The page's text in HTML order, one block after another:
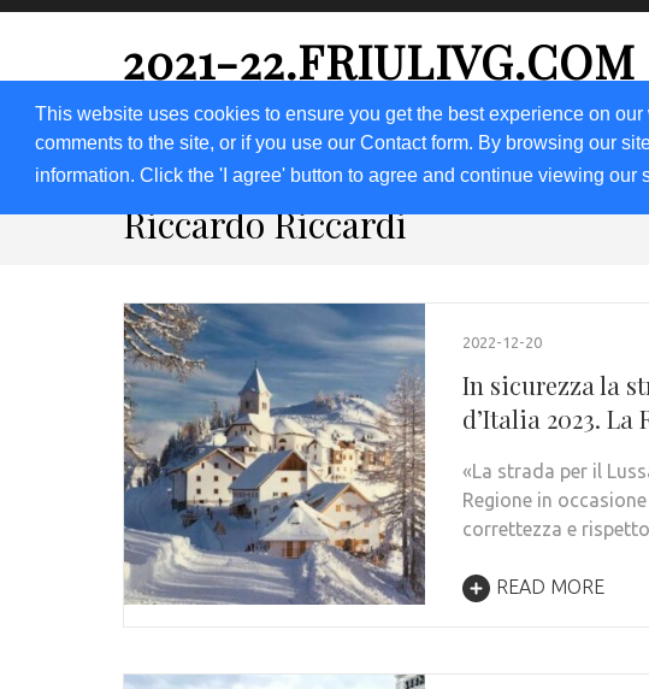
This website uses cookies to ensure you get the best experience on
comments to the site, or if you use our Contact form. By browsing our
information. Click the 'I agree' button to agree and continue viewing our
2021-22.FRIULIVG.COM
HOME 2023 2020 2019 2018 RICETTE
Riccardo Riccardi
2022-12-20
In sicurezza la
d’Italia 2023.
«La strada per il
Regione in
correttezza e
READ MORE